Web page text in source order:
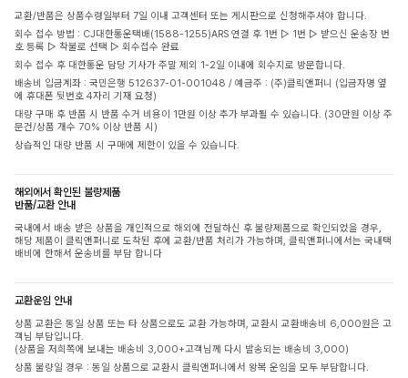
교환/반품은 상품수령일부터 7일 이내 고객센터 또는 게시판으로 신청해주셔야 합니다.
회수 접수 방법 : CJ대한통운택배(1588-1255)ARS 연결 후 1번 ▷ 1번 ▷ 받으신 운송장 번
호 등록 ▷ 착불로 선택 ▷ 회수접수 완료
회수 접수 후 대한통운 담당 기사가 주말 제외 1-2일 이내에 회수지로 방문합니다.
배송비 입금계좌 : 국민은행 512637-01-001048 / 예금주 : (주)클릭앤퍼니 (입금자명 옆
에 휴대폰 뒷번호 4자리 기재 요청)
대량 구매 후 반품 시 반품 수거 비용이 1만원 이상 추가 부과될 수 있습니다. (30만원 이상 주
문건/상품 개수 70% 이상 반품 시)
상습적인 대량 반품 시 구매에 제한이 있을 수 있습니다.
해외에서 확인된 불량제품
반품/교환 안내
국내에서 배송 받은 상품을 개인적으로 해외에 전달하신 후 불량제품으로 확인되었을 경우,
해당 제품이 클릭앤퍼니로 도착된 후에 교환/반품 처리가 가능하며, 클릭앤퍼니에서는 국내택
배비에 한해서 운송비를 부담 합니다
교환운임 안내
상품 교환은 동일 상품 또는 타 상품으로도 교환 가능하며, 교환시 교환배송비 6,000원은 고
객님 부담입니다.
(상품을 저희쪽에 보내는 배송비 3,000+고객님께 다시 발송되는 배송비 3,000)
상품 불량일 경우 : 동일 상품으로 교환시 클릭앤퍼니에서 왕복 운임을 모두 부담합니다.